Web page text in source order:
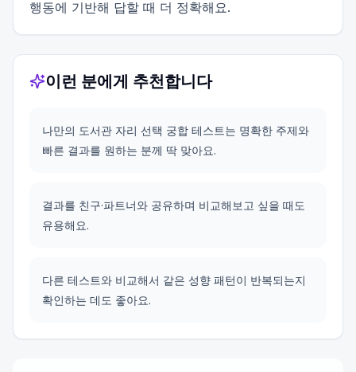
행동에 기반해 답할 때 더 정확해요.
이런 분에게 추천합니다
나만의 도서관 자리 선택 궁합 테스트는 명확한 주제와
빠른 결과를 원하는 분께 딱 맞아요.
결과를 친구·파트너와 공유하며 비교해보고 싶을 때도
유용해요.
다른 테스트와 비교해서 같은 성향 패턴이 반복되는지
확인하는 데도 좋아요.